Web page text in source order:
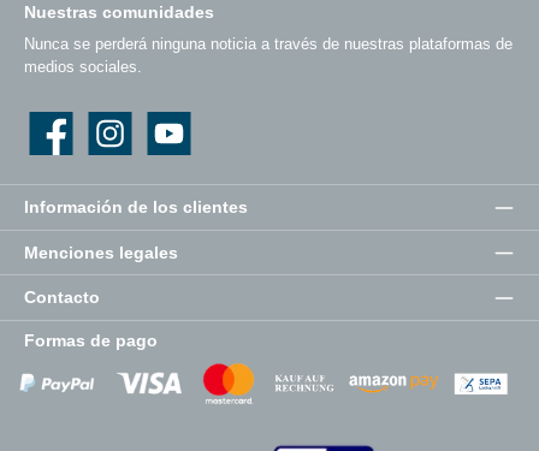
Información de los clientes
Menciones legales
Contacto
Nuestras comunidades
Nunca se perderá ninguna noticia a través de nuestras plataformas de
medios sociales.
Facebook Instagram YouTube
Formas de pago
Zahlungsanbieter Zahlungsanbieter